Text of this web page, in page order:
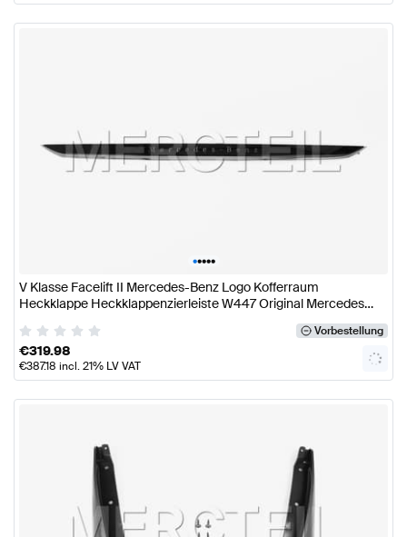
•••••
V Klasse Facelift II Mercedes-Benz Logo Kofferraum
Heckklappe Heckklappenzierleiste W447 Original Mercedes
Vorbestellung
€319.98
€387.18 incl. 21% LV VAT